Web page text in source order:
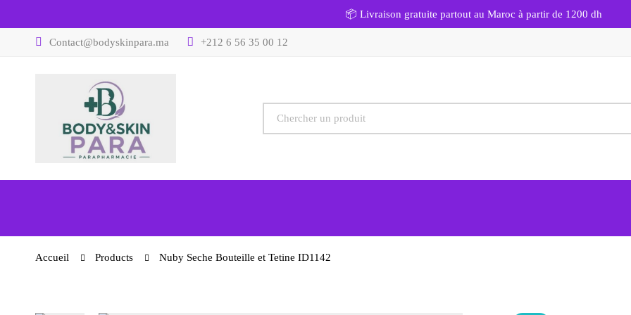
📦 Livraison gratuite partout au Maroc à partir de 1200 dh
Contact@bodyskinpara.ma +212 6 56 35 00 12
Accueil Products Nuby Seche Bouteille et Tetine ID1142